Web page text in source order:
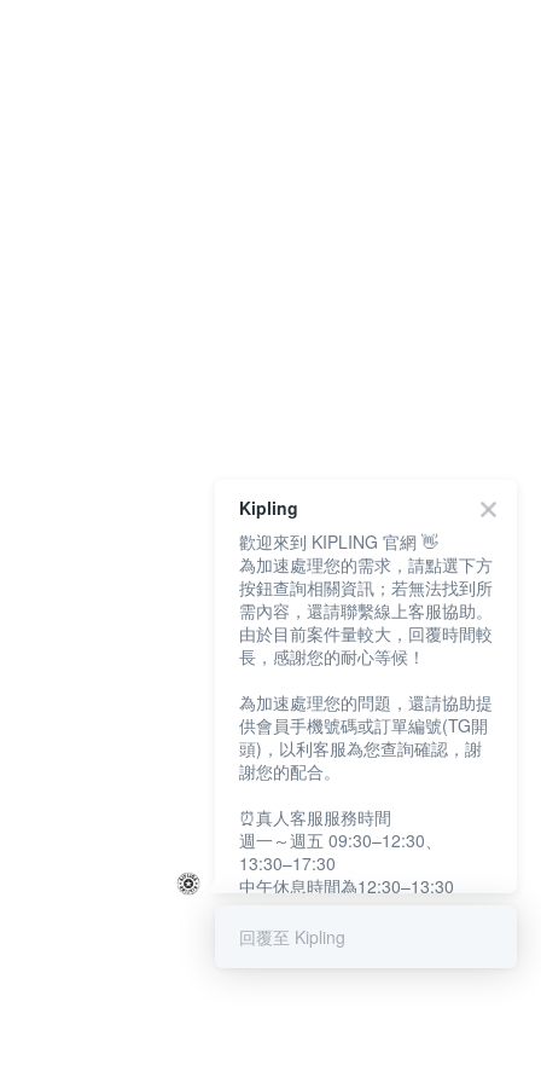
Kipling
歡迎來到 KIPLING 官網 👋
為加速處理您的需求，請點選下方
按鈕查詢相關資訊；若無法找到所
需內容，還請聯繫線上客服協助。
由於目前案件量較大，回覆時間較
長，感謝您的耐心等候！
為加速處理您的問題，還請協助提
供會員手機號碼或訂單編號(TG開
頭)，以利客服為您查詢確認，謝
謝您的配合。
⏰真人客服服務時間
週一～週五 09:30–12:30、
13:30–17:30
中午休息時間為12:30–13:30
提醒您：系統會自動已讀訊息，如
回覆至 Kipling